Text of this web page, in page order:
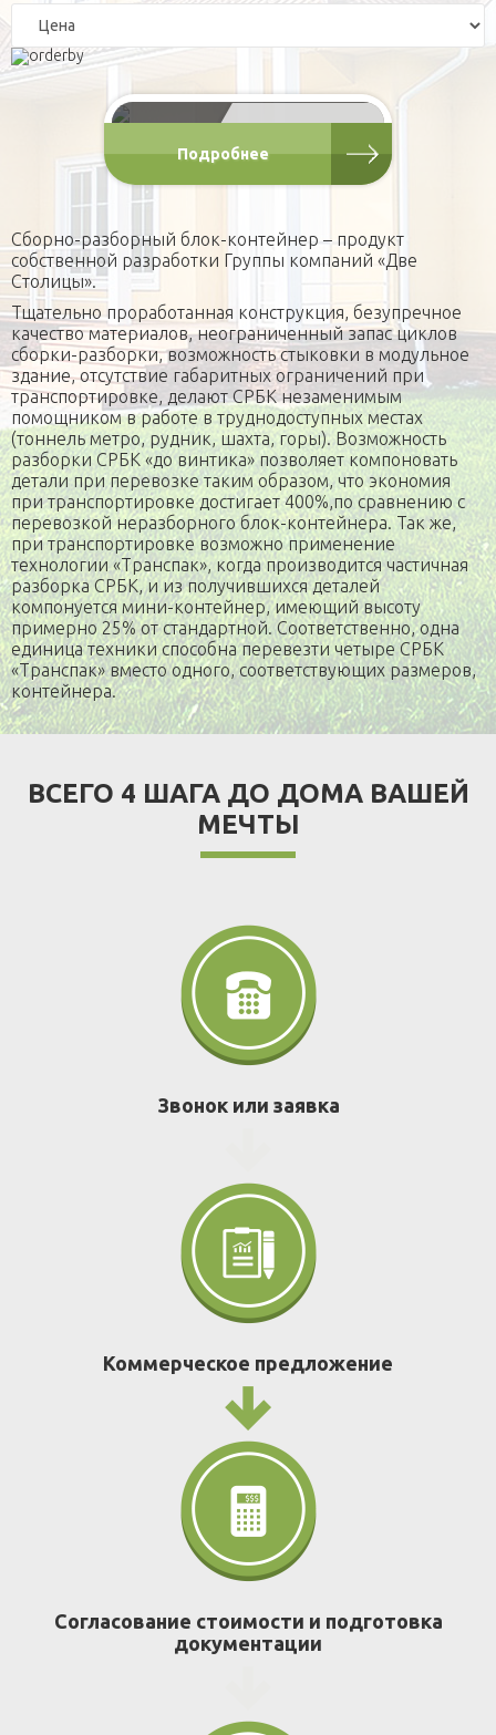
Игровые домики
Площадки
Для питомцев
Вольеры
Будки каркасные
Малые архитектурные формы
Садовая мебель
Наши технологии
Дополнительные работы
Фотогаларея
Кредит
от 120 000 Р
СРБК
Подробнее
Сборно-разборный блок-контейнер – продукт
собственной разработки Группы компаний «Две
Столицы».
Тщательно проработанная конструкция, безупречное
качество материалов, неограниченный запас циклов
сборки-разборки, возможность стыковки в модульное
здание, отсутствие габаритных ограничений при
транспортировке, делают СРБК незаменимым
помощником в работе в труднодоступных местах
(тоннель метро, рудник, шахта, горы). Возможность
разборки СРБК «до винтика» позволяет компоновать
детали при перевозке таким образом, что экономия
при транспортировке достигает 400%,по сравнению с
перевозкой неразборного блок-контейнера. Так же,
при транспортировке возможно применение
технологии «Транспак», когда производится частичная
разборка СРБК, и из получившихся деталей
компонуется мини-контейнер, имеющий высоту
примерно 25% от стандартной. Соответственно, одна
единица техники способна перевезти четыре СРБК
«Транспак» вместо одного, соответствующих размеров,
контейнера.
ВСЕГО 4 ШАГА ДО ДОМА ВАШЕЙ
МЕЧТЫ
Звонок или заявка
Коммерческое предложение
Согласование стоимости и подготовка
документации